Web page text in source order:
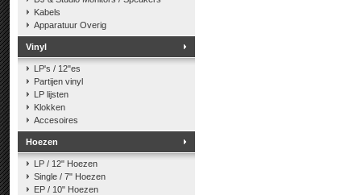
Kabels
Apparatuur Overig
Vinyl
LP's / 12"es
Partijen vinyl
LP lijsten
Klokken
Accesoires
Hoezen
LP / 12" Hoezen
Single / 7" Hoezen
EP / 10" Hoezen